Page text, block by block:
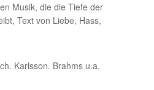
Musik, die die Tiefe der
Text von Liebe, Hass,
Karlsson. Brahms u.a.